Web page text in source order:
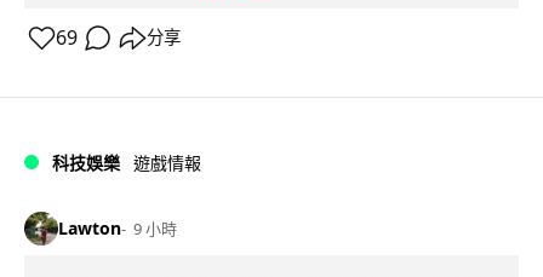
69 分享
科技娛樂 遊戲情報
Lawton 9 小時